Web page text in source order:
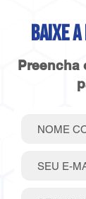
BAIXE
Preencha